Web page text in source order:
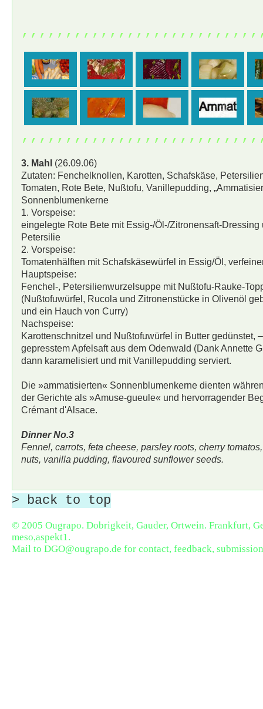
3. Mahl (26.09.06)
Zutaten: Fenchelknollen, Karotten, Schafskäse,
Tomaten, Rote Bete, Nußtofu, Vanillepudding,
Sonnenblumenkerne
1. Vorspeise:
eingelegte Rote Bete mit Essig-/Öl-/Zitronensaft-Dressing
Petersilie
2. Vorspeise:
Tomatenhälften mit Schafskäsewürfel in Essig/Öl,
Hauptspeise:
Fenchel-, Petersilienwurzelsuppe mit Nußtofu-Rauke-
(Nußtofuwürfel, Rucola und Zitronenstücke in Olivenöl
und ein Hauch von Curry)
Nachspeise:
Karottenschnitzel und Nußtofuwürfel in Butter gedünstet,
gepresstem Apfelsaft aus dem Odenwald (Dank Annette
dann karamelisiert und mit Vanillepudding serviert.
Die »ammatisierten« Sonnenblumenkerne dienten
der Gerichte als »Amuse-gueule« und hervorragender
Crémant d'Alsace.
Dinner No.3
Fennel, carrots, feta cheese, parsley roots, cherry
nuts, vanilla pudding, flavoured sunflower seeds.
> back to top
© 2005 Ougrapo. Dobrigkeit, Gauder, Ortwein. Frankfurt,
meso,aspekt1.
Mail to DGO@ougrapo.de for contact, feedback,